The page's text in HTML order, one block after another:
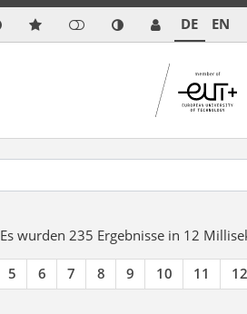
DE EN
Es wurden 235 Ergebnisse in 12
5 6 7 8 9 10 11 12